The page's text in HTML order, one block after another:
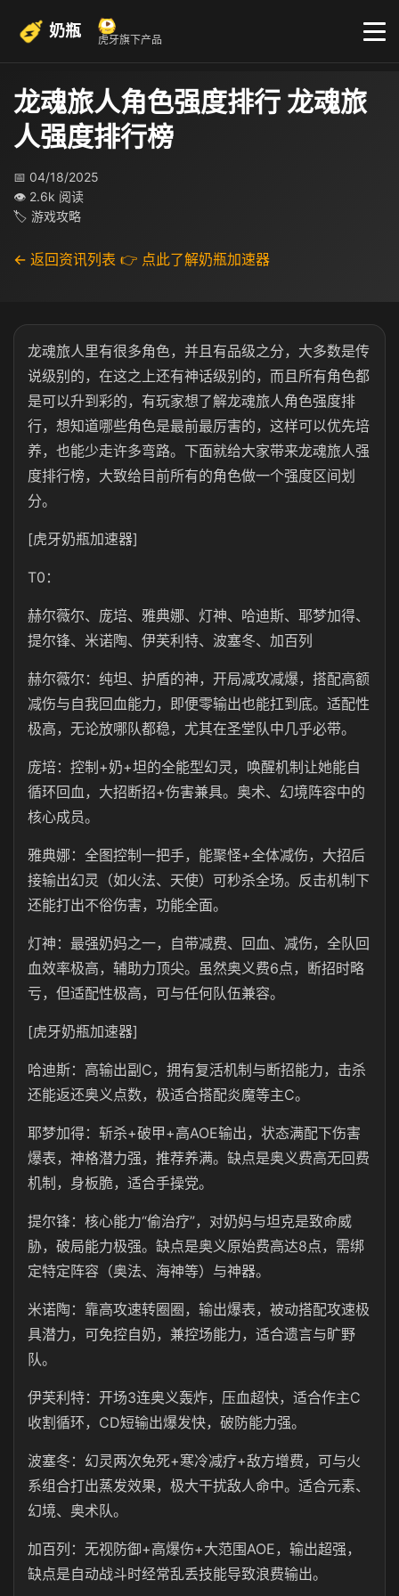
奶瓶 虎牙旗下产品
龙魂旅人角色强度排行 龙魂旅
人强度排行榜
📅 04/18/2025
👁 2.6k 阅读
🏷 游戏攻略
← 返回资讯列表 👉 点此了解奶瓶加速器
龙魂旅人里有很多角色，并且有品级之分，大多数是传
说级别的，在这之上还有神话级别的，而且所有角色都
是可以升到彩的，有玩家想了解龙魂旅人角色强度排
行，想知道哪些角色是最前最厉害的，这样可以优先培
养，也能少走许多弯路。下面就给大家带来龙魂旅人强
度排行榜，大致给目前所有的角色做一个强度区间划
分。
[虎牙奶瓶加速器]
T0：
赫尔薇尔、庞培、雅典娜、灯神、哈迪斯、耶梦加得、
提尔锋、米诺陶、伊芙利特、波塞冬、加百列
赫尔薇尔：纯坦、护盾的神，开局减攻减爆，搭配高额
减伤与自我回血能力，即便零输出也能扛到底。适配性
极高，无论放哪队都稳，尤其在圣堂队中几乎必带。
庞培：控制+奶+坦的全能型幻灵，唤醒机制让她能自
循环回血，大招断招+伤害兼具。奥术、幻境阵容中的
核心成员。
雅典娜：全图控制一把手，能聚怪+全体减伤，大招后
接输出幻灵（如火法、天使）可秒杀全场。反击机制下
还能打出不俗伤害，功能全面。
灯神：最强奶妈之一，自带减费、回血、减伤，全队回
血效率极高，辅助力顶尖。虽然奥义费6点，断招时略
亏，但适配性极高，可与任何队伍兼容。
[虎牙奶瓶加速器]
哈迪斯：高输出副C，拥有复活机制与断招能力，击杀
还能返还奥义点数，极适合搭配炎魔等主C。
耶梦加得：斩杀+破甲+高AOE输出，状态满配下伤害
爆表，神格潜力强，推荐养满。缺点是奥义费高无回费
机制，身板脆，适合手操党。
提尔锋：核心能力“偷治疗”，对奶妈与坦克是致命威
胁，破局能力极强。缺点是奥义原始费高达8点，需绑
定特定阵容（奥法、海神等）与神器。
米诺陶：靠高攻速转圈圈，输出爆表，被动搭配攻速极
具潜力，可免控自奶，兼控场能力，适合遗言与旷野
队。
伊芙利特：开场3连奥义轰炸，压血超快，适合作主C
收割循环，CD短输出爆发快，破防能力强。
波塞冬：幻灵两次免死+寒冷减疗+敌方增费，可与火
系组合打出蒸发效果，极大干扰敌人命中。适合元素、
幻境、奥术队。
加百列：无视防御+高爆伤+大范围AOE，输出超强，
缺点是自动战斗时经常乱丢技能导致浪费输出。